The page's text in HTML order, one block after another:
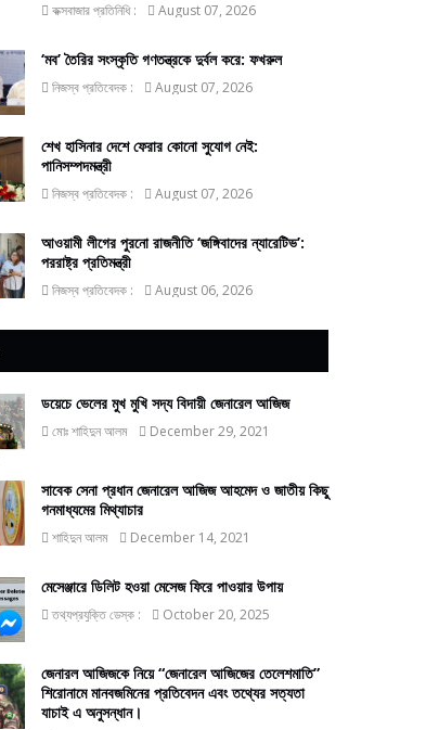
কক্সবাজার প্রতিনিধি : August 07, 2026
‘মব’ তৈরির সংস্কৃতি গণতন্ত্রকে দুর্বল করে: ফখরুল
নিজস্ব প্রতিবেদক : August 07, 2026
শেখ হাসিনার দেশে ফেরার কোনো সুযোগ নেই:
পানিসম্পদমন্ত্রী
নিজস্ব প্রতিবেদক : August 07, 2026
আওয়ামী লীগের পুরনো রাজনীতি ‘জঙ্গিবাদের ন্যারেটিভ’:
পররাষ্ট্র প্রতিমন্ত্রী
নিজস্ব প্রতিবেদক : August 06, 2026
ডয়েচে ভেলের মুখ মুখি সদ্য বিদায়ী জেনারেল আজিজ
মোঃ শাহিদুন আলম December 29, 2021
সাবেক সেনা প্রধান জেনারেল আজিজ আহমেদ ও জাতীয় কিছু
গনমাধ্যমের মিথ্যাচার
শাহিদুন আলম December 14, 2021
মেসেঞ্জারে ডিলিট হওয়া মেসেজ ফিরে পাওয়ার উপায়
তথ্যপ্রযুক্তি ডেস্ক : October 20, 2025
জেনারল আজিজকে নিয়ে “জেনারেল আজিজের তেলেশমাতি”
শিরোনামে মানবজমিনের প্রতিবেদন এবং তথ্যের সত্যতা
যাচাই এ অনুসন্ধান।